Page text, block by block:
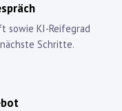
sowie KI-Reifegrad
Schritte.